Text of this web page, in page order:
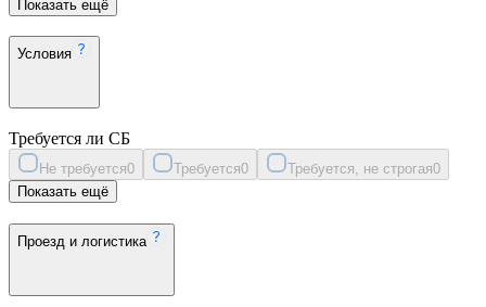
Показать ещё
Условия
Требуется ли СБ
Не требуется0 Требуется0 Требуется, не строгая0
Показать ещё
Проезд и логистика